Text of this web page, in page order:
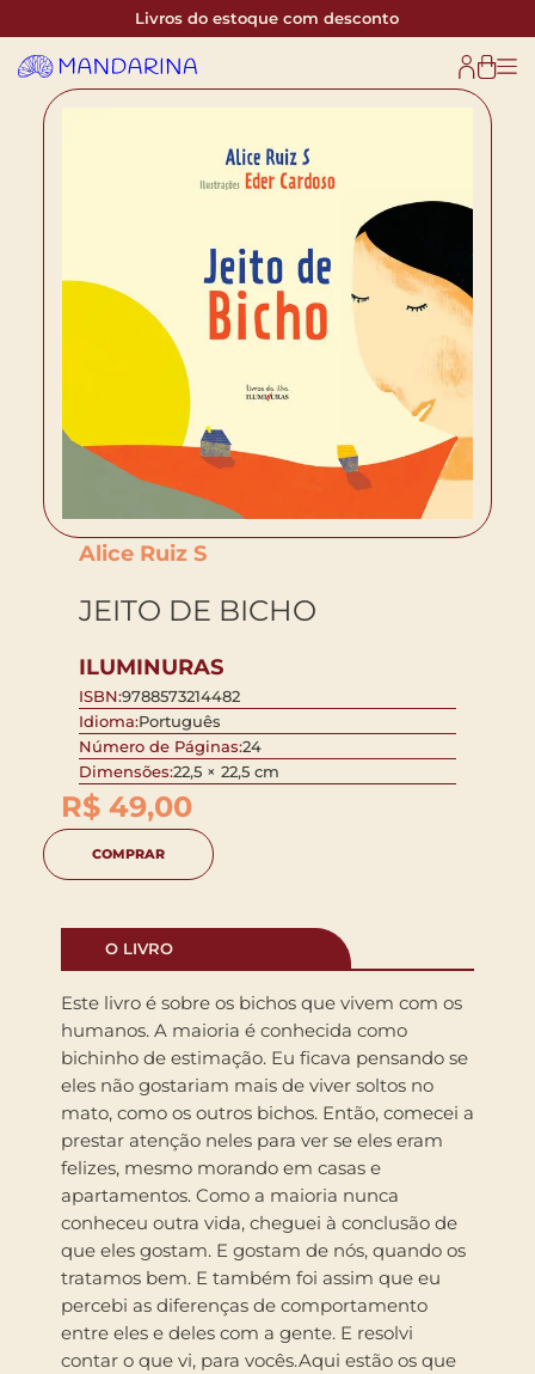
Livros do estoque com desconto
Alice Ruiz S
JEITO DE BICHO
ILUMINURAS
ISBN:9788573214482
Idioma:Português
Número de Páginas:24
Dimensões:22,5 × 22,5 cm
R$ 49,00
COMPRAR
O LIVRO
Este livro é sobre os bichos que vivem com os
humanos. A maioria é conhecida como
bichinho de estimação. Eu ficava pensando se
eles não gostariam mais de viver soltos no
mato, como os outros bichos. Então, comecei a
prestar atenção neles para ver se eles eram
felizes, mesmo morando em casas e
apartamentos. Como a maioria nunca
conheceu outra vida, cheguei à conclusão de
que eles gostam. E gostam de nós, quando os
tratamos bem. E também foi assim que eu
percebi as diferenças de comportamento
entre eles e deles com a gente. E resolvi
contar o que vi, para vocês.Aqui estão os que